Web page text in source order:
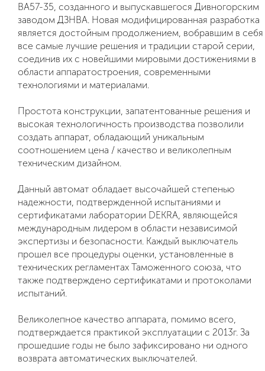
ВА57-35, созданного и выпускавшегося Дивногорским
заводом ДЗНВА. Новая модифицированная разработка
является достойным продолжением, вобравшим в себя
все самые лучшие решения и традиции старой серии,
соединив их с новейшими мировыми достижениями в
области аппаратостроения, современными
технологиями и материалами.
Простота конструкции, запатентованные решения и
высокая технологичность производства позволили
создать аппарат, обладающий уникальным
соотношением цена / качество и великолепным
техническим дизайном.
Данный автомат обладает высочайшей степенью
надежности, подтвержденной испытаниями и
сертификатами лаборатории DEKRA, являющейся
международным лидером в области независимой
экспертизы и безопасности. Каждый выключатель
прошел все процедуры оценки, установленные в
технических регламентах Таможенного союза, что
также подтверждено сертификатами и протоколами
испытаний.
Великолепное качество аппарата, помимо всего,
подтверждается практикой эксплуатации с 2013г. За
прошедшие годы не было зафиксировано ни одного
возврата автоматических выключателей.